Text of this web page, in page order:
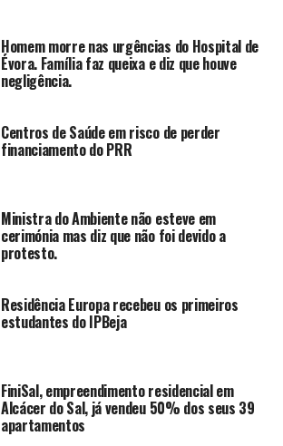
Homem morre nas urgências do Hospital de
Évora. Família faz queixa e diz que houve
negligência.
Centros de Saúde em risco de perder
financiamento do PRR
Ministra do Ambiente não esteve em
cerimónia mas diz que não foi devido a
protesto.
Residência Europa recebeu os primeiros
estudantes do IPBeja
FiniSal, empreendimento residencial em
Alcácer do Sal, já vendeu 50% dos seus 39
apartamentos